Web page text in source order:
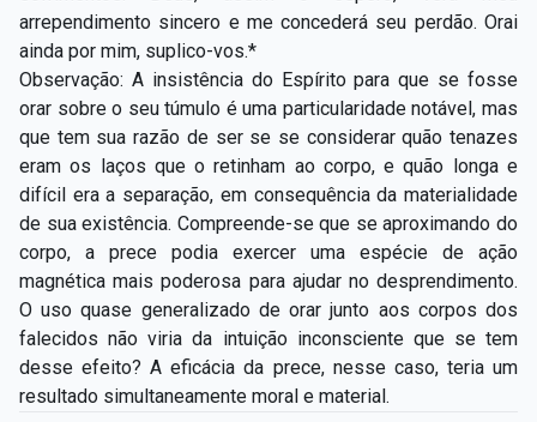
arrependimento sincero e me concederá seu perdão. Orai
ainda por mim, suplico-vos.*
Observação: A insistência do Espírito para que se fosse
orar sobre o seu túmulo é uma particularidade notável, mas
que tem sua razão de ser se se considerar quão tenazes
eram os laços que o retinham ao corpo, e quão longa e
difícil era a separação, em consequência da materialidade
de sua existência. Compreende-se que se aproximando do
corpo, a prece podia exercer uma espécie de ação
magnética mais poderosa para ajudar no desprendimento.
O uso quase generalizado de orar junto aos corpos dos
falecidos não viria da intuição inconsciente que se tem
desse efeito? A eficácia da prece, nesse caso, teria um
resultado simultaneamente moral e material.